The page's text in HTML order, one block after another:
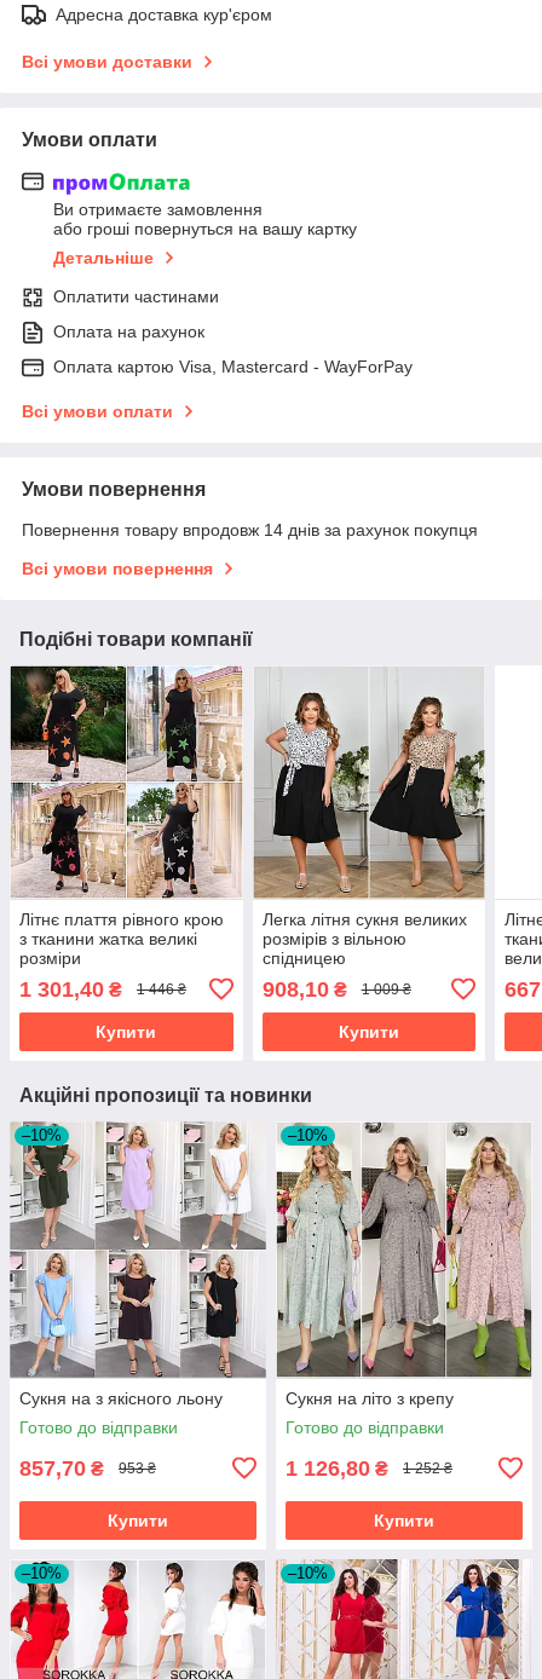
Адресна доставка кур'єром
Всі умови доставки
Умови оплати
Ви отримаєте замовлення
або гроші повернуться на вашу картку
Детальніше
Оплатити частинами
Оплата на рахунок
Оплата картою Visa, Mastercard - WayForPay
Всі умови оплати
Умови повернення
Повернення товару впродовж 14 днів за рахунок покупця
Всі умови повернення
Подібні товари компанії
Літнє плаття рівного крою
з тканини жатка великі
розміри
1 301,40 ₴ 1 446 ₴
Купити
Легка літня сукня великих
розмірів з вільною
спідницею
908,10₴ 1 009 ₴
Купити
Акційні пропозиції та новинки
–10%
Сукня на з якісного льону
Готово до відправки
857,70 ₴ 953 ₴
Купити
–10%
Сукня на літо з крепу
Готово до відправки
1 126,80 ₴ 1 252 ₴
Купити
–10% –10%